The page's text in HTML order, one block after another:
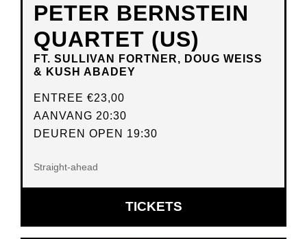
PETER BERNSTEIN
QUARTET (US)
FT. SULLIVAN FORTNER, DOUG WEISS
& KUSH ABADEY
ENTREE €23,00
AANVANG 20:30
DEUREN OPEN 19:30
Straight-ahead
TICKETSOPENT
IN